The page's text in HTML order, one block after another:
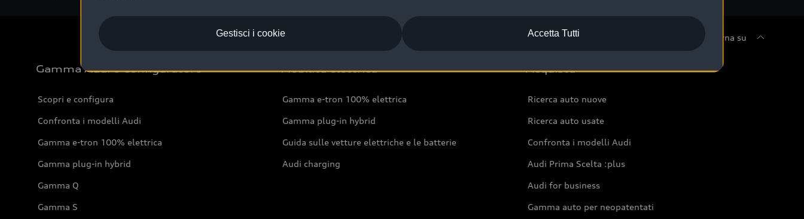
Torna su
Gamma Audi e Configuratore
Scopri e configura
Confronta i modelli Audi
Gamma e-tron 100% elettrica
Gamma plug-in hybrid
Gamma Q
Gamma S
Mobilità elettrica
Gamma e-tron 100% elettrica
Gamma plug-in hybrid
Guida sulle vetture elettriche e le batterie
Audi charging
Acquista
Ricerca auto nuove
Ricerca auto usate
Confronta i modelli Audi
Audi Prima Scelta :plus
Audi for business
Gamma auto per neopatentati
Accetta Tutti
Gestisci i cookie